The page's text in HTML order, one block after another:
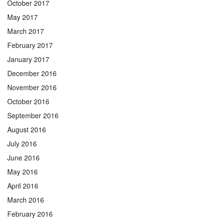
October 2017
May 2017
March 2017
February 2017
January 2017
December 2016
November 2016
October 2016
September 2016
August 2016
July 2016
June 2016
May 2016
April 2016
March 2016
February 2016